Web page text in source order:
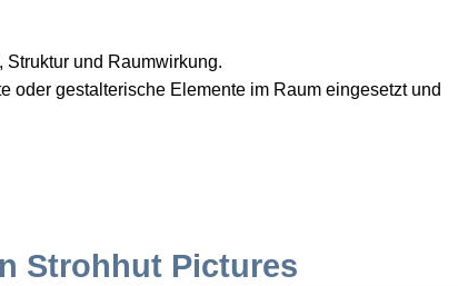
Struktur und Raumwirkung.
oder gestalterische Elemente im Raum eingesetzt und
Strohhut Pictures